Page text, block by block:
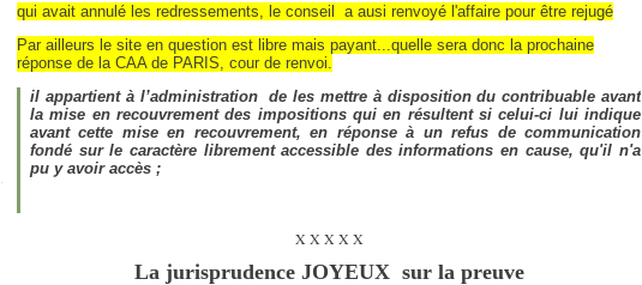
qui avait annulé les redressements, le conseil a ausi renvoyé l'affaire pour être rejugé
Par ailleurs le site en question est libre mais payant...quelle sera donc la prochaine
réponse de la CAA de PARIS, cour de renvoi.
il appartient à l’administration
de les mettre à disposition du contribuable avant
la mise en recouvrement des impositions qui en résultent si celui-ci lui indique
avant cette mise en recouvrement, en réponse à un refus de communication
fondé sur le caractère librement accessible des informations en cause, qu'il n'a
pu y avoir accès ;
X X X X X
La jurisprudence JOYEUX sur la preuve